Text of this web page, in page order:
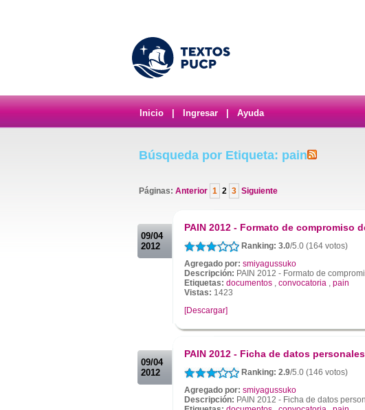
Inicio Ingresar Ayuda
Búsqueda por Etiqueta: pain
Páginas: Anterior 1 2 3 Siguiente
09/04
2012
PAIN 2012 - Formato de compromiso
Ranking: 3.0/5.0 (164 votos)
Agregado por: smiyagussuko
Descripción: PAIN 2012 - Formato de
Etiquetas: documentos , convocatoria , pain
Vistas: 1423
[Descargar]
09/04
2012
PAIN 2012 - Ficha de datos
Ranking: 2.9/5.0 (146 votos)
Agregado por: smiyagussuko
Descripción: PAIN 2012 - Ficha de datos